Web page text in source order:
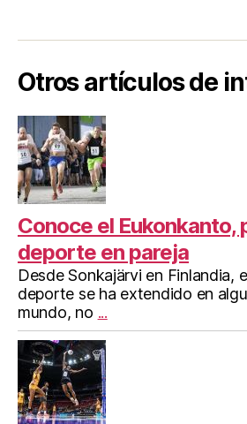
Otros artículos de
Conoce el Eukonkanto,
deporte en pareja
Desde Sonkajärvi en Finlandia,
deporte se ha extendido en
mundo, no ...